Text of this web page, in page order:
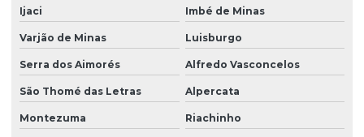
Ijaci Imbé de Minas
Varjão de Minas Luisburgo
Serra dos Aimorés Alfredo Vasconcelos
São Thomé das Letras Alpercata
Montezuma Riachinho